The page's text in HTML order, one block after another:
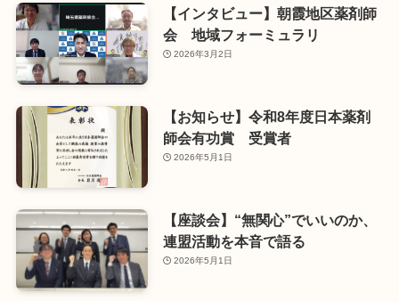
【インタビュー】朝霞地区薬剤師
会 地域フォーミュラリ
2026年3月2日
【お知らせ】令和8年度日本薬剤
師会有功賞 受賞者
2026年5月1日
【座談会】“無関心”でいいのか、
連盟活動を本音で語る
2026年5月1日